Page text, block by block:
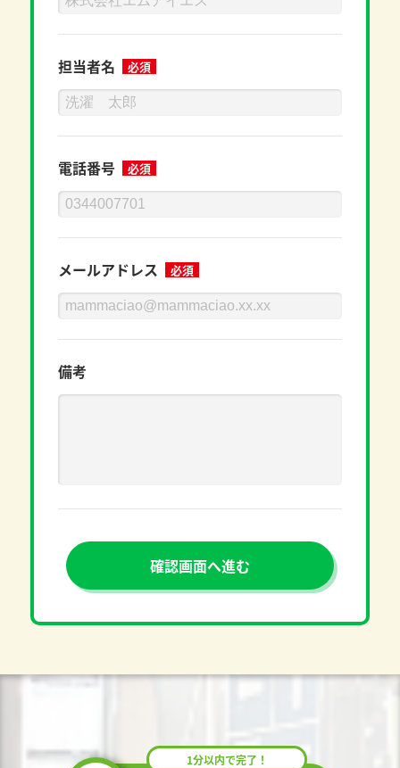
担当者名 必須
電話番号 必須
メールアドレス 必須
備考
1分以内で完了！